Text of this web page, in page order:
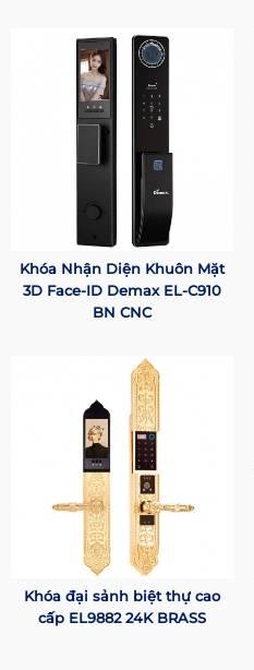
Khóa Nhận Diện Khuôn Mặt
3D Face-ID Demax EL-C910
BN CNC
Khóa đại sảnh biệt thự cao
cấp EL9882 24K BRASS